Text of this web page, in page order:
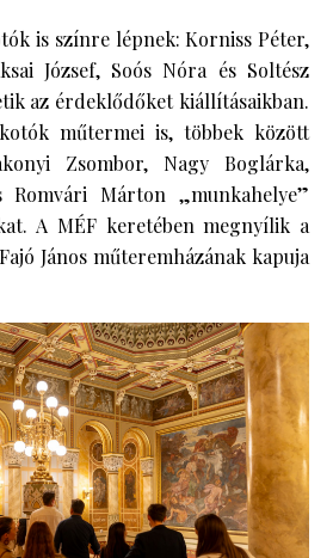
is színre lépnek: Korniss Péter,
József, Soós Nóra és Soltész
az érdeklődőket kiállításaikban.
műtermei is, többek között
Zsombor, Nagy Boglárka,
Romvári Márton „munkahelye”
A MÉF keretében megnyílik a
János műteremházának kapuja